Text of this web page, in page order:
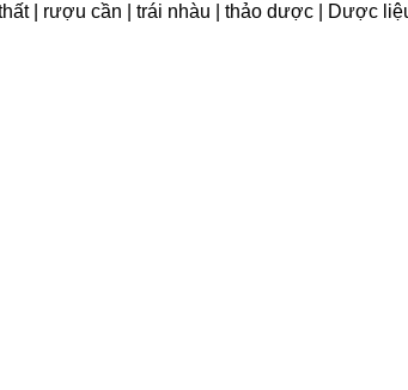
| rượu cần | trái nhàu | thảo dược | Dược